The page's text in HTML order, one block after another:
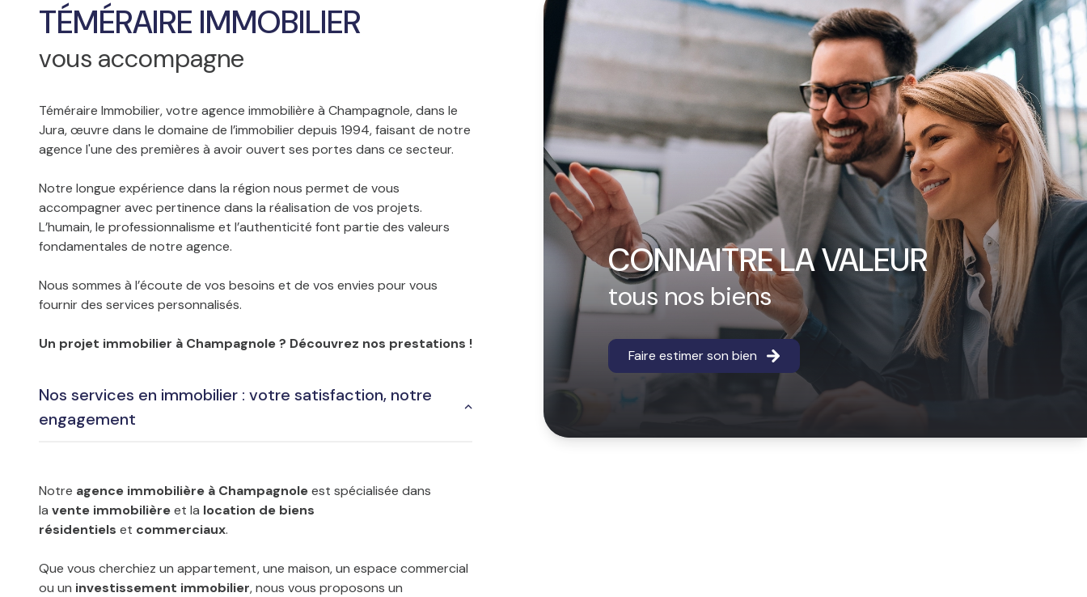
CONNAITRE LA VALEUR
tous nos biens
Faire estimer son bien
TÉMÉRAIRE IMMOBILIER
vous accompagne
Téméraire Immobilier, votre agence immobilière à Champagnole, dans le
Jura, œuvre dans le domaine de l’immobilier depuis 1994, faisant de notre
agence l'une des premières à avoir ouvert ses portes dans ce secteur.
Notre longue expérience dans la région nous permet de vous
accompagner avec pertinence dans la réalisation de vos projets.
L’humain, le professionnalisme et l’authenticité font partie des valeurs
fondamentales de notre agence.
Nous sommes à l’écoute de vos besoins et de vos envies pour vous
fournir des services personnalisés.
Un projet immobilier à Champagnole ? Découvrez nos prestations !
Nos services en immobilier : votre satisfaction, notre
engagement
Notre agence immobilière à Champagnoleest spécialisée dans
la vente immobilièreet la location de biens
résidentiels et commerciaux.
Que vous cherchiez un appartement, une maison, un espace commercial
ou un investissement immobilier, nous vous proposons un